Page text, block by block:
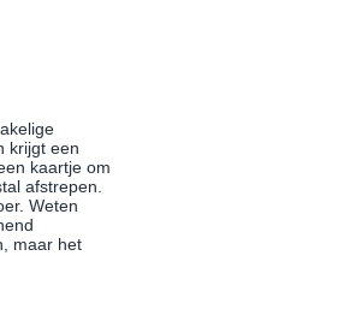
krijgt een
kaartje om
afstrepen.
Weten
maar het